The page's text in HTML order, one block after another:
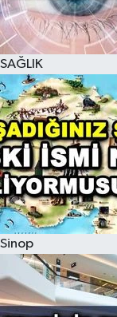
SAĞLIK
Sinop